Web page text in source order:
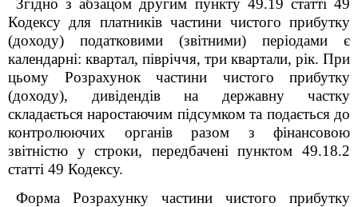
Згідно з абзацом другим пункту 49.19 статті 49
Кодексу для платників частини чистого прибутку
(доходу) податковими (звітними) періодами є
календарні: квартал, півріччя, три квартали, рік. При
цьому Розрахунок частини чистого прибутку
(доходу), дивідендів на державну частку
складається наростаючим підсумком та подається до
контролюючих органів разом з фінансовою
звітністю у строки, передбачені пунктом 49.18.2
статті 49 Кодексу.
Форма Розрахунку частини чистого прибутку